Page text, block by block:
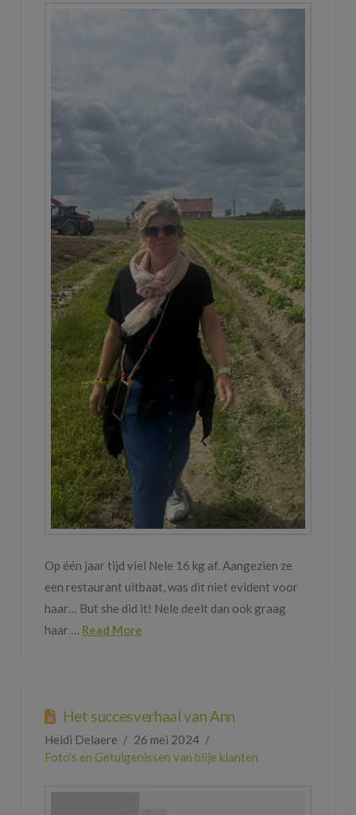
Op één jaar tijd viel Nele 16 kg af. Aangezien ze
een restaurant uitbaat, was dit niet evident voor
haar… But she did it! Nele deelt dan ook graag
haar … Read More
Het succesverhaal van Ann
Heidi Delaere
26 mei 2024
Foto's en Getuigenissen van blije klanten